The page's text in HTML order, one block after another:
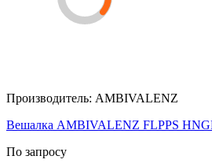
Производитель: AMBIVALENZ
Вешалка AMBIVALENZ FLPPS
По запросу